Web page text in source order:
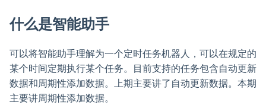
什么是智能助手
可以将智能助手理解为一个定时任务机器人，可以在规定的
某个时间定期执行某个任务。目前支持的任务包含自动更新
数据和周期性添加数据。上期主要讲了自动更新数据。本期
主要讲周期性添加数据。